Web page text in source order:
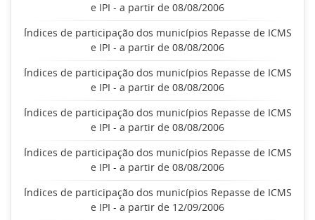
e IPI - a partir de 08/08/2006
Índices de participação dos municípios Repasse de ICMS
e IPI - a partir de 08/08/2006
Índices de participação dos municípios Repasse de ICMS
e IPI - a partir de 08/08/2006
Índices de participação dos municípios Repasse de ICMS
e IPI - a partir de 08/08/2006
Índices de participação dos municípios Repasse de ICMS
e IPI - a partir de 08/08/2006
Índices de participação dos municípios Repasse de ICMS
e IPI - a partir de 12/09/2006